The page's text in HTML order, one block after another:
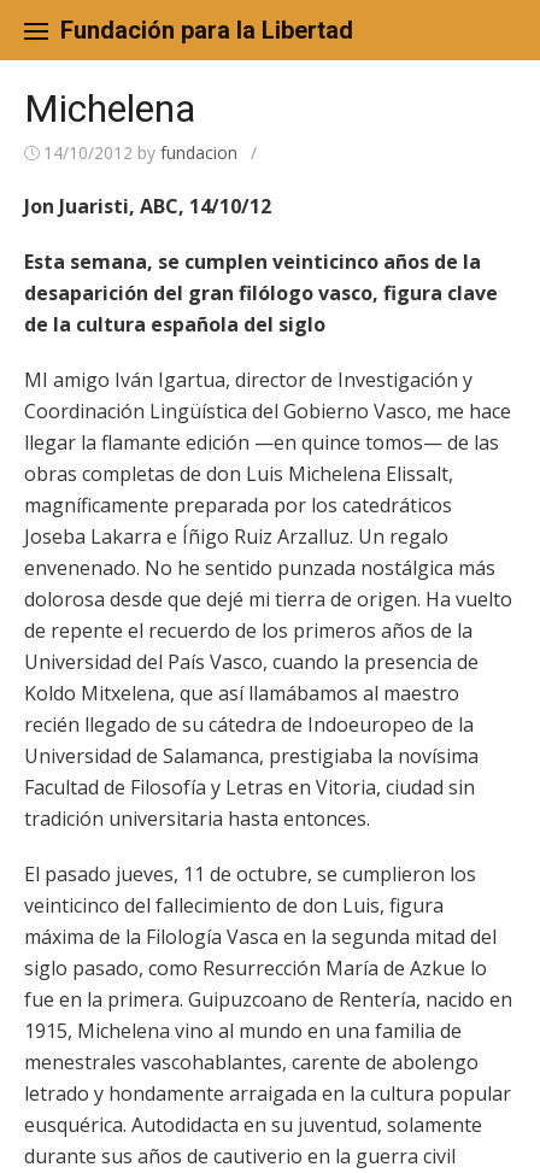
content
Fundación para la Libertad
Michelena
14/10/2012 by fundacion /
Jon Juaristi, ABC, 14/10/12
Esta semana, se cumplen veinticinco años de la
desaparición del gran filólogo vasco, figura clave
de la cultura española del siglo
MI amigo Iván Igartua, director de Investigación y
Coordinación Lingüística del Gobierno Vasco, me hace
llegar la flamante edición —en quince tomos— de las
obras completas de don Luis Michelena Elissalt,
magníficamente preparada por los catedráticos
Joseba Lakarra e Íñigo Ruiz Arzalluz. Un regalo
envenenado. No he sentido punzada nostálgica más
dolorosa desde que dejé mi tierra de origen. Ha vuelto
de repente el recuerdo de los primeros años de la
Universidad del País Vasco, cuando la presencia de
Koldo Mitxelena, que así llamábamos al maestro
recién llegado de su cátedra de Indoeuropeo de la
Universidad de Salamanca, prestigiaba la novísima
Facultad de Filosofía y Letras en Vitoria, ciudad sin
tradición universitaria hasta entonces.
El pasado jueves, 11 de octubre, se cumplieron los
veinticinco del fallecimiento de don Luis, figura
máxima de la Filología Vasca en la segunda mitad del
siglo pasado, como Resurrección María de Azkue lo
fue en la primera. Guipuzcoano de Rentería, nacido en
1915, Michelena vino al mundo en una familia de
menestrales vascohablantes, carente de abolengo
letrado y hondamente arraigada en la cultura popular
eusquérica. Autodidacta en su juventud, solamente
durante sus años de cautiverio en la guerra civil